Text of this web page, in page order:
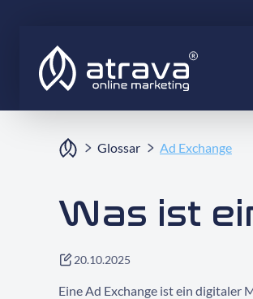
Glossar Ad Exchange
Was ist
20.10.2025
Eine Ad Exchange ist ein